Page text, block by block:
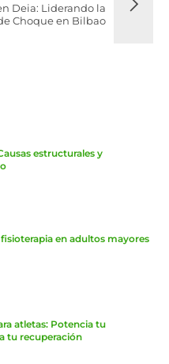
Deia: Liderando la
Choque en Bilbao
estructurales y
en adultos mayores
atletas: Potencia tu
tu recuperación